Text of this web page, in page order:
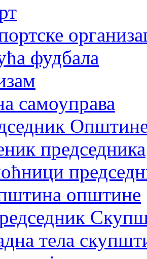
фудбала
самоуправа
председника
општине
тела